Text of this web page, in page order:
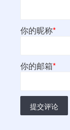
你的昵称*
你的邮箱*
提交评论